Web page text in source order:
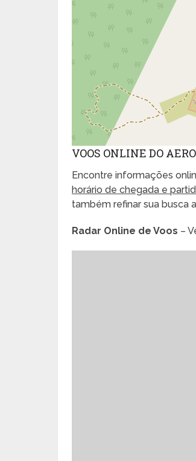
VOOS ONLINE DO
Encontre informações
horário de chegada e
também refinar sua busca
Radar Online de Voos –